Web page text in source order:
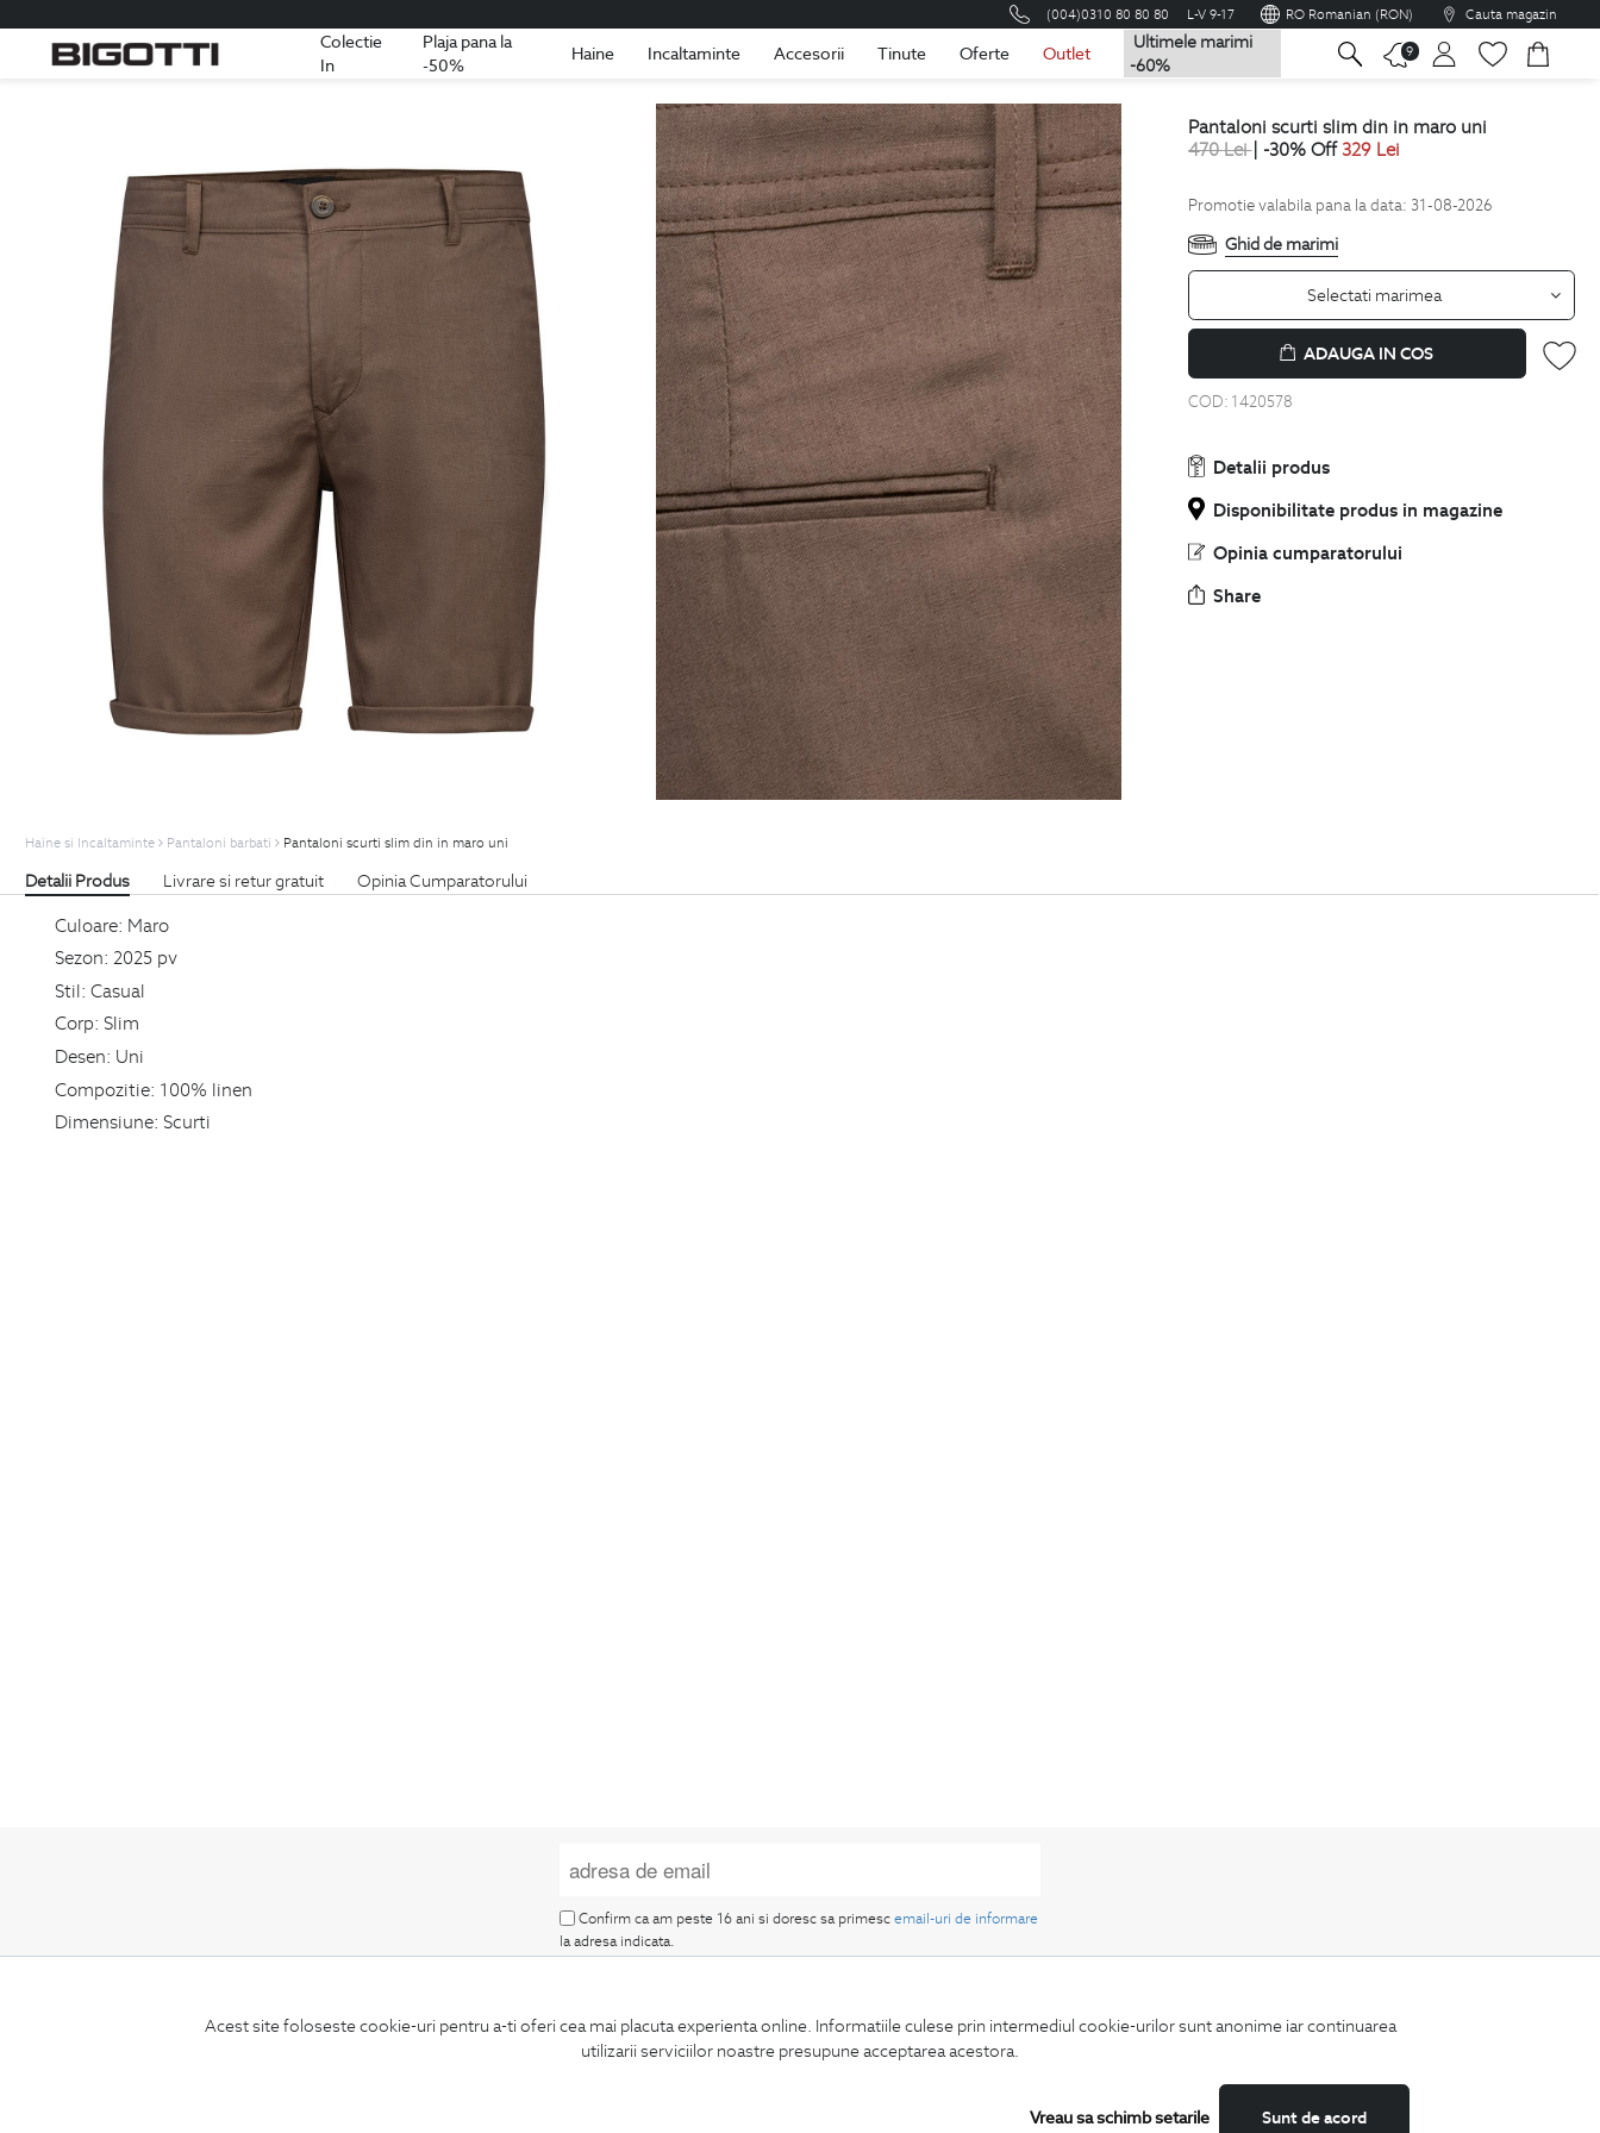
Acest site foloseste cookie-uri pentru a-ti oferi cea mai placuta experienta online. Informatiile culese prin intermediul cookie-urilor sunt anonime iar continuarea
utilizarii serviciilor noastre presupune acceptarea acestora.
Sunt de acord
Vreau sa schimb setarile
(004)0310 80 80 80 L-V 9-17 RO Romanian (RON) Cauta magazin
Colectie
In
Plaja pana la
-50%
Haine Incaltaminte Accesorii Tinute Oferte Outlet
Ultimele marimi
-60%
9
Romania Romana
pantaloni scurti slim din in maro uni
470Lei| -30% Off 329 Lei
Promotie valabila pana la data: 31-08-2026
Ghid de marimi
Selectati marimea
ADAUGA IN COS
COD: 1420578
Detalii produs
Disponibilitate produs in magazine
Opinia cumparatorului
Share
Haine si Incaltaminte Pantaloni barbati Pantaloni scurti slim din in maro uni
Detalii Produs Livrare si retur gratuit Opinia Cumparatorului
Culoare: Maro
Sezon: 2025 pv
Stil: Casual
Corp: Slim
Desen: Uni
Compozitie: 100% linen
Dimensiune: Scurti
ABONEAZA-TE
LA NEWSLETTER
Confirm ca am peste 16 ani si doresc sa primescemail-uri de informare
la adresa indicata.